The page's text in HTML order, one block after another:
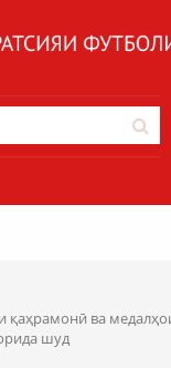
қаҳрамонӣ ва
шуд